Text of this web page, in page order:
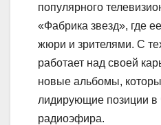
популярного
«Фабрика звезд», где
жюри и зрителями. С
работает над своей
новые альбомы,
лидирующие позиции в
радиоэфира.